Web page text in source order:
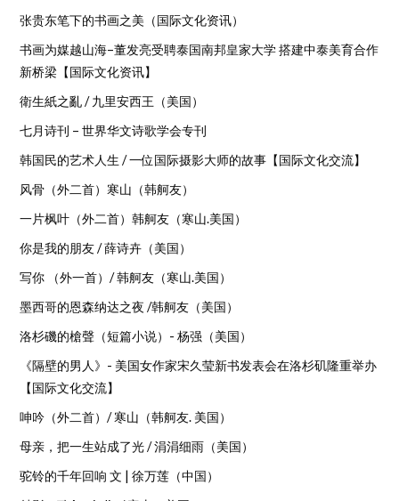
张贵东笔下的书画之美（国际文化资讯）
书画为媒越山海–董发亮受聘泰国南邦皇家大学 搭建中泰美育合作
新桥梁【国际文化资讯】
衛生紙之亂 / 九里安西王（美国）
七月诗刊 – 世界华文诗歌学会专刊
韩国民的艺术人生 / 一位国际摄影大师的故事【国际文化交流】
风骨（外二首）寒山（韩舸友）
一片枫叶（外二首）韩舸友（寒山.美国）
你是我的朋友 / 薛诗卉（美国）
写你 （外一首）/ 韩舸友（寒山.美国）
墨西哥的恩森纳达之夜 /韩舸友（美国）
洛杉磯的槍聲（短篇小说）- 杨强（美国）
《隔壁的男人》- 美国女作家宋久莹新书发表会在洛杉矶隆重举办
【国际文化交流】
呻吟（外二首）/ 寒山（韩舸友. 美国）
母亲，把一生站成了光 / 涓涓细雨（美国）
驼铃的千年回响 文 | 徐万莲（中国）